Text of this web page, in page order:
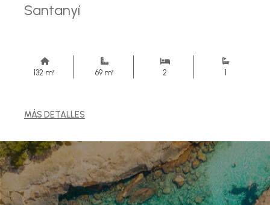
Santanyí
132 m² 69 m² 2 1
MÁS DETALLES